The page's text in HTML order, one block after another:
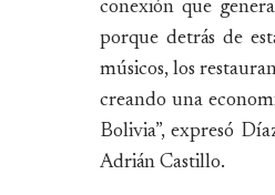
conexión que
porque detrás de
músicos, los
creando una
Bolivia”, expresó
Adrián Castillo.